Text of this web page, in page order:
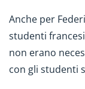
Anche per
studenti
non erano
con gli studenti